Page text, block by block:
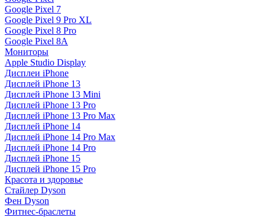
Google Pixel 7
Google Pixel 9 Pro XL
Google Pixel 8 Pro
Google Pixel 8A
Мониторы
Apple Studio Display
Дисплеи iPhone
Дисплей iPhone 13
Дисплей iPhone 13 Mini
Дисплей iPhone 13 Pro
Дисплей iPhone 13 Pro Max
Дисплей iPhone 14
Дисплей iPhone 14 Pro Max
Дисплей iPhone 14 Pro
Дисплей iPhone 15
Дисплей iPhone 15 Pro
Красота и здоровье
Стайлер Dyson
Фен Dyson
Фитнес-браслеты